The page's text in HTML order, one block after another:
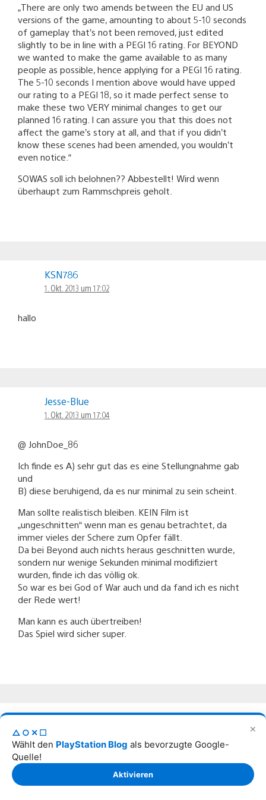
✕
△○✕☐
Wählt den PlayStation Blog als bevorzugte Google-
Quelle!
Aktivieren
„There are only two amends between the EU and US
versions of the game, amounting to about 5-10 seconds
of gameplay that’s not been removed, just edited
slightly to be in line with a PEGI 16 rating. For BEYOND
we wanted to make the game available to as many
people as possible, hence applying for a PEGI 16 rating.
The 5-10 seconds I mention above would have upped
our rating to a PEGI 18, so it made perfect sense to
make these two VERY minimal changes to get our
planned 16 rating. I can assure you that this does not
affect the game’s story at all, and that if you didn’t
know these scenes had been amended, you wouldn’t
even notice.“
SOWAS soll ich belohnen?? Abbestellt! Wird wenn
überhaupt zum Rammschpreis geholt.
KSN786
1. Okt. 2013 um 17:02
hallo
Jesse-Blue
1. Okt. 2013 um 17:04
@ JohnDoe_86
Ich finde es A) sehr gut das es eine Stellungnahme gab
und
B) diese beruhigend, da es nur minimal zu sein scheint.
Man sollte realistisch bleiben. KEIN Film ist
„ungeschnitten“ wenn man es genau betrachtet, da
immer vieles der Schere zum Opfer fällt.
Da bei Beyond auch nichts heraus geschnitten wurde,
sondern nur wenige Sekunden minimal modifiziert
wurden, finde ich das völlig ok.
So war es bei God of War auch und da fand ich es nicht
der Rede wert!
Man kann es auch übertreiben!
Das Spiel wird sicher super.
JohnDoe_86
1. Okt. 2013 um 22:54
@Jesse-Blue
a) Diese Sellungnahme gab es nur, weil hundertfach(!!!)